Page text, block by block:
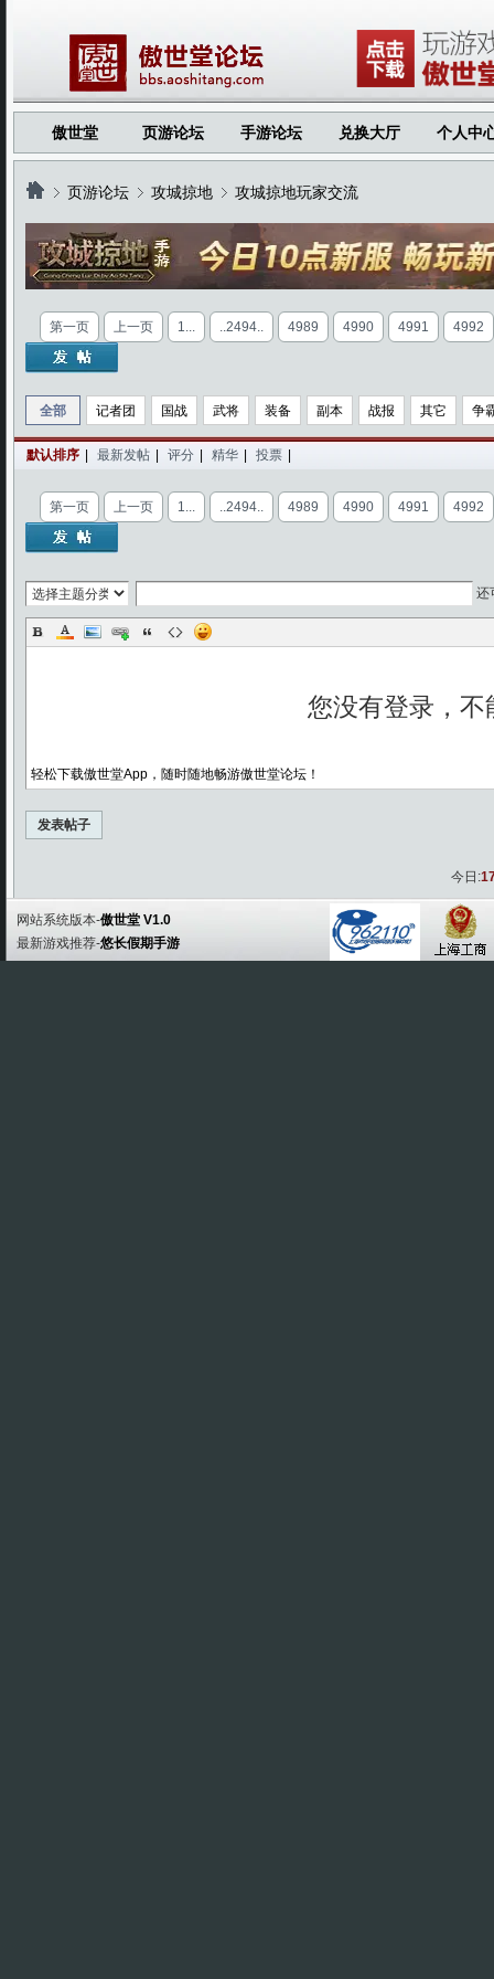
傲世堂 页游论坛 手游论坛 兑换大厅 个人中
›
页游论坛
›
攻城掠地
›
攻城掠地玩家交流
第一页 上一页 1... ..2494.. 4989 4990 4991 4992
全部 记者团 国战 武将 装备 副本 战报 其它 争
默认排序 最新发帖 评分 精华 投票
第一页 上一页 1... ..2494.. 4989 4990 4991 4992
还
轻松下载傲世堂App，随时随地畅游傲世堂论坛！
发表帖子
今日:
网站系统版本-傲世堂 V1.0
最新游戏推荐-悠长假期手游